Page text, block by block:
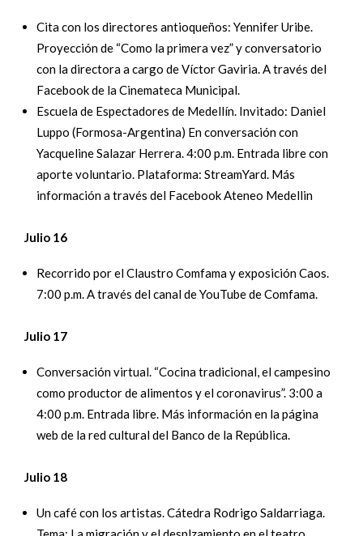
Cita con los directores antioqueños: Yennifer Uribe.
Proyección de “Como la primera vez” y conversatorio
con la directora a cargo de Víctor Gaviria. A través del
Facebook de la Cinemateca Municipal.
Escuela de Espectadores de Medellín. Invitado: Daniel
Luppo (Formosa-Argentina) En conversación con
Yacqueline Salazar Herrera. 4:00 p.m. Entrada libre con
aporte voluntario. Plataforma: StreamYard. Más
información a través del Facebook Ateneo Medellin
Julio 16
Recorrido por el Claustro Comfama y exposición Caos.
7:00 p.m. A través del canal de YouTube de Comfama.
Julio 17
Conversación virtual. “Cocina tradicional, el campesino
como productor de alimentos y el coronavirus”. 3:00 a
4:00 p.m. Entrada libre. Más información en la página
web de la red cultural del Banco de la República.
Julio 18
Un café con los artistas. Cátedra Rodrigo Saldarriaga.